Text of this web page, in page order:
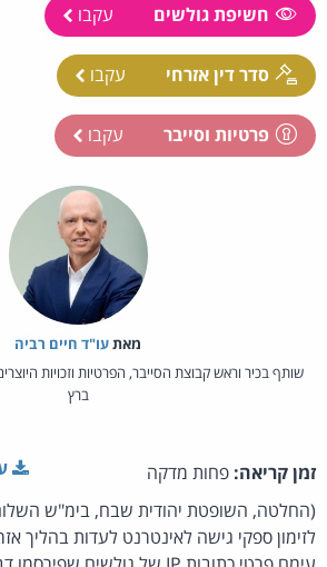
חשיפת גולשים עקבו
סדר דין אזרחי עקבו
פרטיות וסייבר עקבו
מאת‏עו"ד חיים רביה
שותף בכיר וראש קבוצת הסייבר, הפרטיות וזכויות
ברץ
זמן קריאה: פחות מדקה
(החלטה, השופטת יהודית שבח, בימ"ש
לזימון ספקי גישה לאינטרנט לעדות בהליך